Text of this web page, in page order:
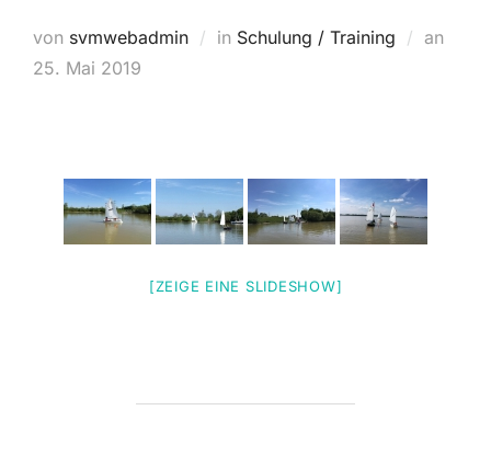
von svmwebadmin in Schulung / Training an
25. Mai 2019
[ZEIGE EINE SLIDESHOW]